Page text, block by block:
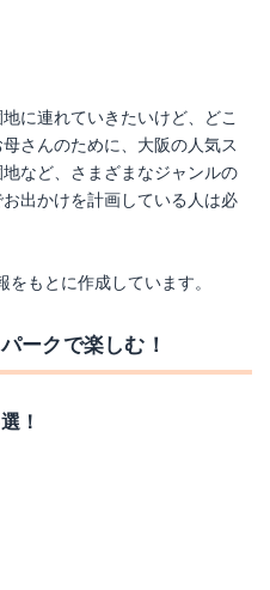
に連れていきたいけど、どこ
さんのために、大阪の人気ス
など、さまざまなジャンルの
出かけを計画している人は必
もとに作成しています。
ークで楽しむ！
！